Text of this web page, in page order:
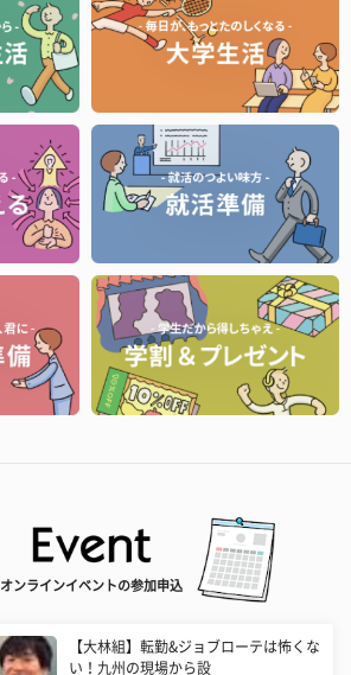
オンラインイベントの参加申込
【大林組】転勤&ジョブローテは怖くな
い！九州の現場から設